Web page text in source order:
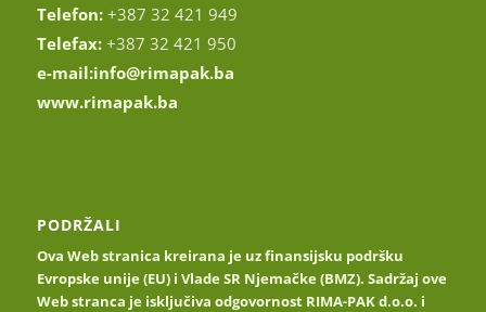
Telefon: +387 32 421 949
Telefax: +387 32 421 950
e-mail:info@rimapak.ba
www.rimapak.ba
PODRŽALI
Ova Web stranica kreirana je uz finansijsku podršku
Evropske unije (EU) i Vlade SR Njemačke (BMZ). Sadržaj ove
Web stranca je isključiva odgovornost RIMA-PAK d.o.o. i